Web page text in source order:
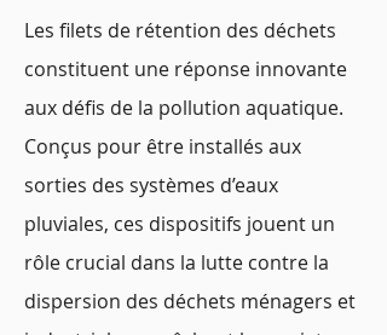
Les filets de rétention des déchets
constituent une réponse innovante
aux défis de la pollution aquatique.
Conçus pour être installés aux
sorties des systèmes d’eaux
pluviales, ces dispositifs jouent un
rôle crucial dans la lutte contre la
dispersion des déchets ménagers et